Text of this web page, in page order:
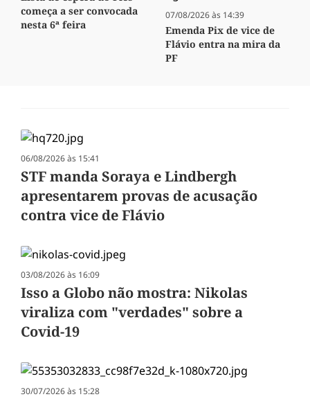
começa a ser convocada
nesta 6ª feira
07/08/2026 às 14:39
Emenda Pix de vice de
Flávio entra na mira da
PF
06/08/2026 às 15:41
STF manda Soraya e Lindbergh
apresentarem provas de acusação
contra vice de Flávio
03/08/2026 às 16:09
Isso a Globo não mostra: Nikolas
viraliza com "verdades" sobre a
Covid-19
30/07/2026 às 15:28